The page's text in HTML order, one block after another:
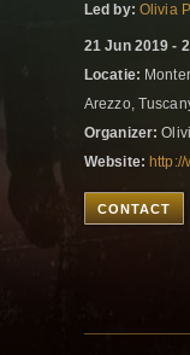
Led by: Olivia
21 Jun 2019 -
Locatie:
Arezzo,
Organizer:
Website:
CONTACT